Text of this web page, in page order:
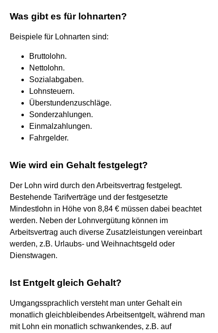
Was gibt es für lohnarten?
Beispiele für Lohnarten sind:
Bruttolohn.
Nettolohn.
Sozialabgaben.
Lohnsteuern.
Überstundenzuschläge.
Sonderzahlungen.
Einmalzahlungen.
Fahrgelder.
Wie wird ein Gehalt festgelegt?
Der Lohn wird durch den Arbeitsvertrag festgelegt.
Bestehende Tarifverträge und der festgesetzte
Mindestlohn in Höhe von 8,84 € müssen dabei beachtet
werden. Neben der Lohnvergütung können im
Arbeitsvertrag auch diverse Zusatzleistungen vereinbart
werden, z.B. Urlaubs- und Weihnachtsgeld oder
Dienstwagen.
Ist Entgelt gleich Gehalt?
Umgangssprachlich versteht man unter Gehalt ein
monatlich gleichbleibendes Arbeitsentgelt, während man
mit Lohn ein monatlich schwankendes, z.B. auf